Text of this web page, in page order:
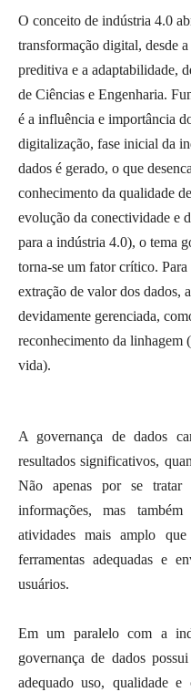
O conceito de indústria 4.0
transformação digital, desde
preditiva e a adaptabilidade,
de Ciências e Engenharia.
é a influência e importância
digitalização, fase inicial da
dados é gerado, o que
conhecimento da qualidade
evolução da conectividade e
para a indústria 4.0), o tema
torna-se um fator crítico.
extração de valor dos dados,
devidamente gerenciada,
reconhecimento da linhagem
vida).
A governança de dados
resultados significativos,
Não apenas por se tratar
informações, mas
atividades mais amplo que
ferramentas adequadas e
usuários.
Em um paralelo com a
governança de dados
adequado uso, qualidade e